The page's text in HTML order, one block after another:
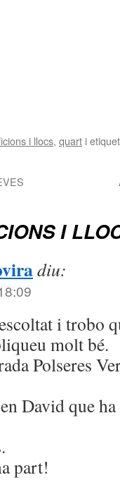
i llocs, quart i
I
diu:
i trobo
molt bé.
Polseres
David que
part!